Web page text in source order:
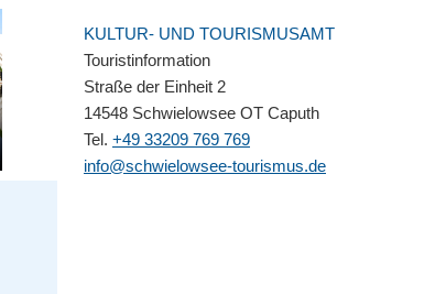
KULTUR- UND TOURISMUSAMT
Touristinformation
Straße der Einheit 2
14548 Schwielowsee OT Caputh
Tel. +49 33209 769 769
info@schwielowsee-tourismus.de